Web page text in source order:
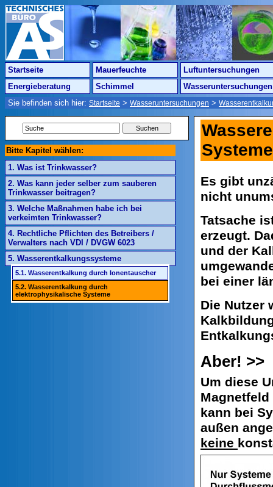
Startseite Mauerfeuchte
Luftuntersuchungen
Energieberatung
Schimmel
Wasseruntersuchungen
Sie befinden sich hier: Startseite > Wasseruntersuchungen >
Bitte Kapitel wählen:
1. Was ist Trinkwasser?
2. Was kann jeder selber zum sauberen
Trinkwasser beitragen?
3. Welche Maßnahmen habe ich bei
verkeimten Trinkwasser?
4. Rechtliche Pflichten des Betreibers /
Verwalters nach VDI / DVGW 6023
5. Wasserentkalkungssysteme
5.1. Wasserentkalkung durch Ionentauscher
5.2. Wasserentkalkung durch
elektrophysikalische Systeme
Systeme
Es gibt
nicht
Tatsache
erzeugt.
und der
bei einer
Die Nutzer
Aber! >>
Um diese
kann bei
außen
keine